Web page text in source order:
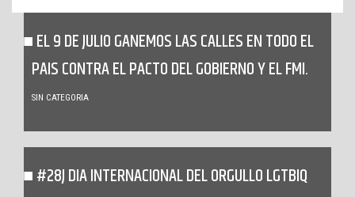
EL 9 DE JULIO GANEMOS LAS CALLES EN TODO EL
PAIS CONTRA EL PACTO DEL GOBIERNO Y EL FMI.
SIN CATEGORIA
#28J DIA INTERNACIONAL DEL ORGULLO LGTBIQ